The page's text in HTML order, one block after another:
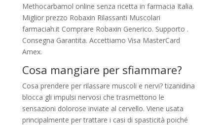
Methocarbamol online senza ricetta in farmacia Italia.
Miglior prezzo Robaxin Rilassanti Muscolari
farmaciah.it Comprare Robaxin Generico. Supporto .
Consegna Garantita. Accettiamo Visa MasterCard
Amex.
Cosa mangiare per sfiammare?
Cosa prendere per rilassare muscoli e nervi? tizanidina
blocca gli impulsi nervosi che trasmettono le
sensazioni dolorose inviate al cervello. Viene usata
principalmente per trattare i casi di spasticità poiché